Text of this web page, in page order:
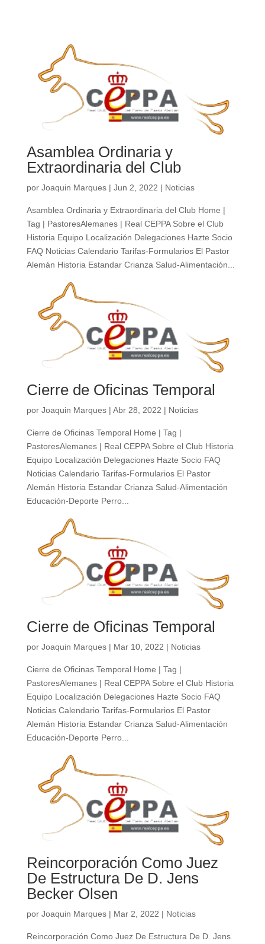
Asamblea Ordinaria y
Extraordinaria del Club
por Joaquin Marques| Jun 2, 2022 | Noticias
Asamblea Ordinaria y Extraordinaria del Club Home |
Tag | PastoresAlemanes | Real CEPPA Sobre el Club
Historia Equipo Localización Delegaciones Hazte Socio
FAQ Noticias Calendario Tarifas-Formularios El Pastor
Alemán Historia Estandar Crianza Salud-Alimentación...
Cierre de Oficinas Temporal
por Joaquin Marques| Abr 28, 2022 | Noticias
Cierre de Oficinas Temporal Home | Tag |
PastoresAlemanes | Real CEPPA Sobre el Club Historia
Equipo Localización Delegaciones Hazte Socio FAQ
Noticias Calendario Tarifas-Formularios El Pastor
Alemán Historia Estandar Crianza Salud-Alimentación
Educación-Deporte Perro...
Cierre de Oficinas Temporal
por Joaquin Marques| Mar 10, 2022 | Noticias
Cierre de Oficinas Temporal Home | Tag |
PastoresAlemanes | Real CEPPA Sobre el Club Historia
Equipo Localización Delegaciones Hazte Socio FAQ
Noticias Calendario Tarifas-Formularios El Pastor
Alemán Historia Estandar Crianza Salud-Alimentación
Educación-Deporte Perro...
Reincorporación Como Juez
De Estructura De D. Jens
Becker Olsen
por Joaquin Marques| Mar 2, 2022 | Noticias
Reincorporación Como Juez De Estructura De D. Jens